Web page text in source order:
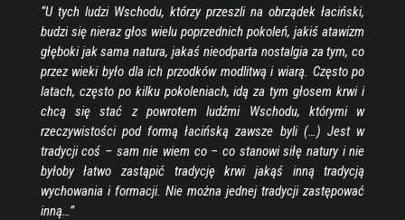
“U tych ludzi Wschodu, którzy przeszli na obrządek łaciński,
budzi się nieraz głos wielu poprzednich pokoleń, jakiś atawizm
głęboki jak sama natura, jakaś nieodparta nostalgia za tym, co
przez wieki było dla ich przodków modlitwą i wiarą. Często po
latach, często po kilku pokoleniach, idą za tym głosem krwi i
chcą się stać z powrotem ludźmi Wschodu, którymi w
rzeczywistości pod formą łacińską zawsze byli (…) Jest w
tradycji coś – sam nie wiem co – co stanowi siłę natury i nie
byłoby łatwo zastąpić tradycję krwi jakąś inną tradycją
wychowania i formacji. Nie można jednej tradycji zastępować
inną…”